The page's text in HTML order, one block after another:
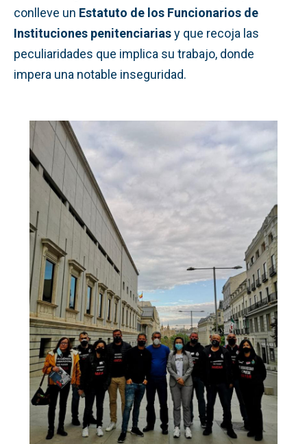
conlleve un Estatuto de los Funcionarios de
Instituciones penitenciariasy que recoja las
peculiaridades que implica su trabajo, donde
impera una notable inseguridad.